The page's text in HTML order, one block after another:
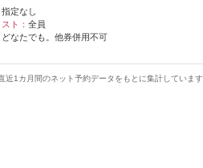
指定なし
ト： 全員
どなたでも。他券併用不可
1カ月間のネット予約データをもとに集計しています